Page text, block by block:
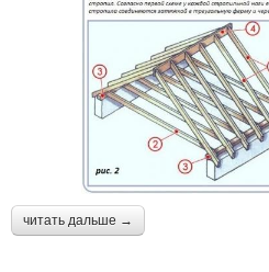
читать дальше →